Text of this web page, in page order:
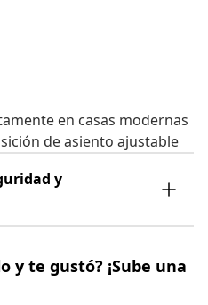
en casas modernas
de asiento ajustable
y
y te gustó? ¡Sube una